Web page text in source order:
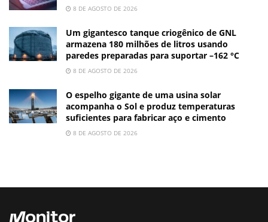
8 DE AGOSTO DE 2026
Um gigantesco tanque criogênico de GNL
armazena 180 milhões de litros usando
paredes preparadas para suportar –162 °C
8 DE AGOSTO DE 2026
O espelho gigante de uma usina solar
acompanha o Sol e produz temperaturas
suficientes para fabricar aço e cimento
8 DE AGOSTO DE 2026